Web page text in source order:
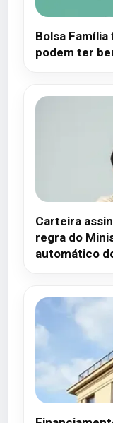
Bolsa
podem ter
Carteira
regra do
automático